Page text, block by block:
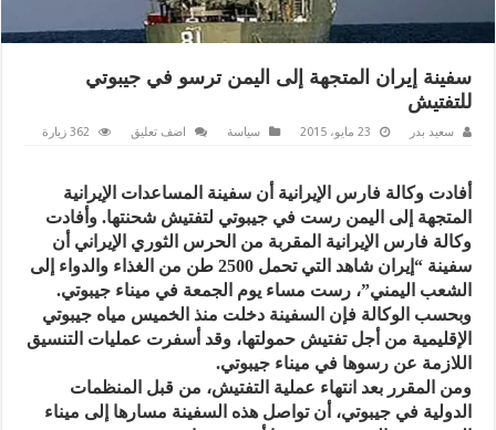
سفينة إيران المتجهة إلى اليمن ترسو في جيبوتي
للتفتيش
سعيد بدر 23 مايو، 2015 سياسة اضف تعليق 362 زيارة
أفادت وكالة فارس الإيرانية أن سفينة المساعدات الإيرانية
المتجهة إلى اليمن رست في جيبوتي لتفتيش شحنتها. وأفادت
وكالة فارس الإيرانية المقربة من الحرس الثوري الإيراني أن
سفينة “إيران شاهد التي تحمل 2500 طن من الغذاء والدواء إلى
الشعب اليمني”، رست مساء يوم الجمعة في ميناء جيبوتي.
وبحسب الوكالة فإن السفينة دخلت منذ الخميس مياه جيبوتي
الإقليمية من أجل تفتيش حمولتها، وقد أسفرت عمليات التنسيق
اللازمة عن رسوها في ميناء جيبوتي.
ومن المقرر بعد انتهاء عملية التفتيش، من قبل المنظمات
الدولية في جيبوتي، أن تواصل هذه السفينة مسارها إلى ميناء